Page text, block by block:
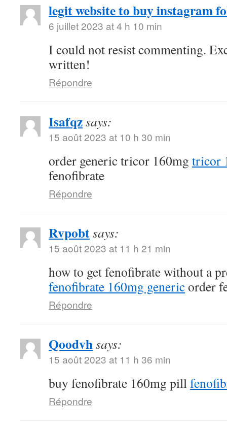
legit website to buy instagram
6 juillet 2023 at 4 h 10 min
I could not resist commenting.
written!
Répondre
Isafqzsays:
15 août 2023 at 10 h 30 min
order generic tricor 160mg tricor
fenofibrate
Répondre
Rvpobtsays:
15 août 2023 at 11 h 21 min
how to get fenofibrate without a
fenofibrate 160mg genericorder
Répondre
Qoodvhsays:
15 août 2023 at 11 h 36 min
buy fenofibrate 160mg pill
Répondre